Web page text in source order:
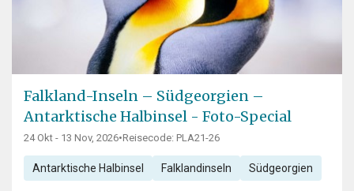
Falkland-Inseln – Südgeorgien –
Antarktische Halbinsel - Foto-Special
24 Okt - 13 Nov, 2026•Reisecode: PLA21-26
Antarktische Halbinsel Falklandinseln Südgeorgien